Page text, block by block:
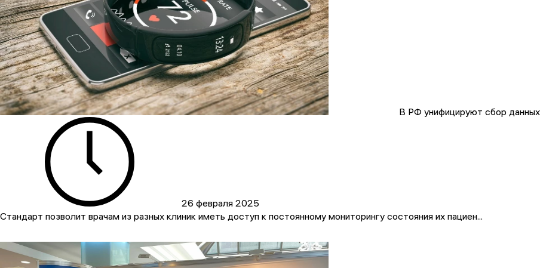
В РФ унифицируют сбор
26 февраля 2025
Стандарт позволит врачам из разных клиник иметь доступ к постоянному мониторингу состояния их пациен...